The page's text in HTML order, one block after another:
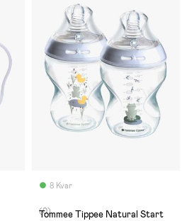
8 Kvar
(0)
Tommee Tippee Natural Start